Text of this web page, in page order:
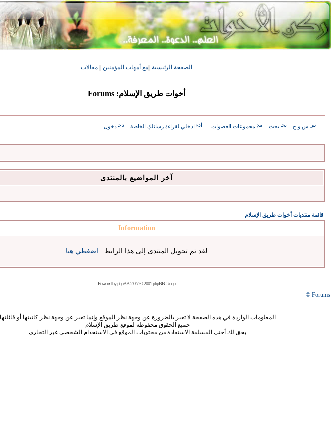
الصفحة الرئيسية مع أمهات المؤمنين مقالات
أخوات طريق الإسلام: Forums
س و ج بحث مجموعات العضوات ادخلي لقراءة رسائلكِ الخاصة دخول
آخر المواضيع بالمنتدى
قائمة منتديات أخوات طريق الإسلام
Information
لقد تم تحويل المنتدى إلى هذا الرابط : اضغطي هنا
Powered byphpBB2.0.7 © 2001 phpBB Group
Forums ©
المعلومات الواردة في هذه الصفحة لا تعبر بالضرورة عن وجهة نظر الموقع وإنما تعبر عن وجهة نظر كاتبتها أو قائلتها
جميع الحقوق محفوظة لموقع طريق الإسلام
يحق لك أختي المسلمة الاستفادة من محتويات الموقع في الاستخدام الشخصي غير التجاري